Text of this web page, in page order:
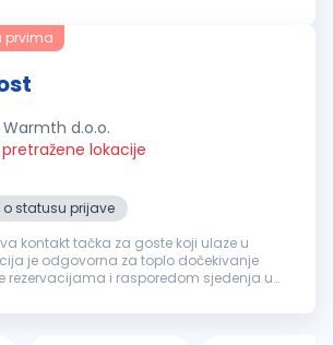
...
prvima
d.o.o.
lokacije
o statusu prijave
kontakt tačka za goste koji ulaze u
je odgovorna za toplo dočekivanje
rezervacijama i rasporedom sjedenja u
...